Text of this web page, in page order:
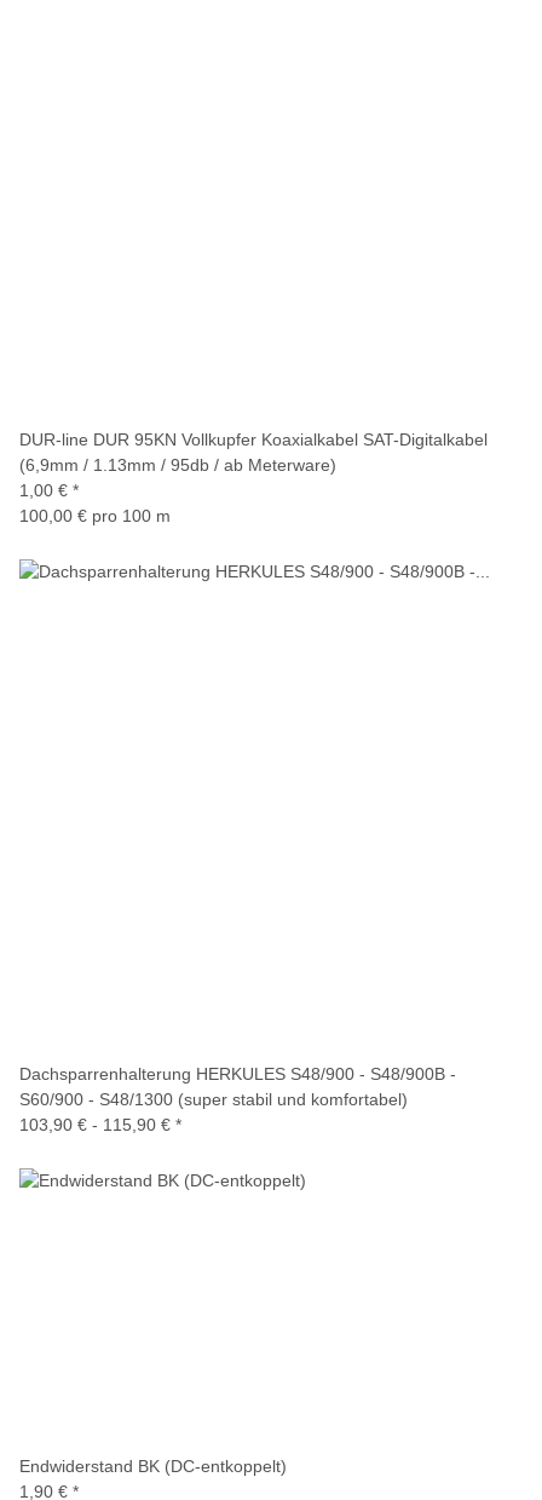
DUR-line DUR 95KN Vollkupfer Koaxialkabel SAT-Digitalkabel
(6,9mm / 1.13mm / 95db / ab Meterware)
1,00 € *
100,00 € pro 100 m
Dachsparrenhalterung HERKULES S48/900 - S48/900B -
S60/900 - S48/1300 (super stabil und komfortabel)
103,90 € - 115,90 € *
Endwiderstand BK (DC-entkoppelt)
1,90 € *